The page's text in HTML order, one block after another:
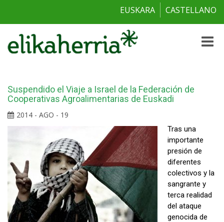
EUSKARA CASTELLANO
Toggle
Suspendido el Viaje a Israel de la Federación de
Cooperativas Agroalimentarias de Euskadi
2014 - AGO - 19
Tras una
importante
presión de
diferentes
colectivos y la
sangrante y
terca realidad
del ataque
genocida de